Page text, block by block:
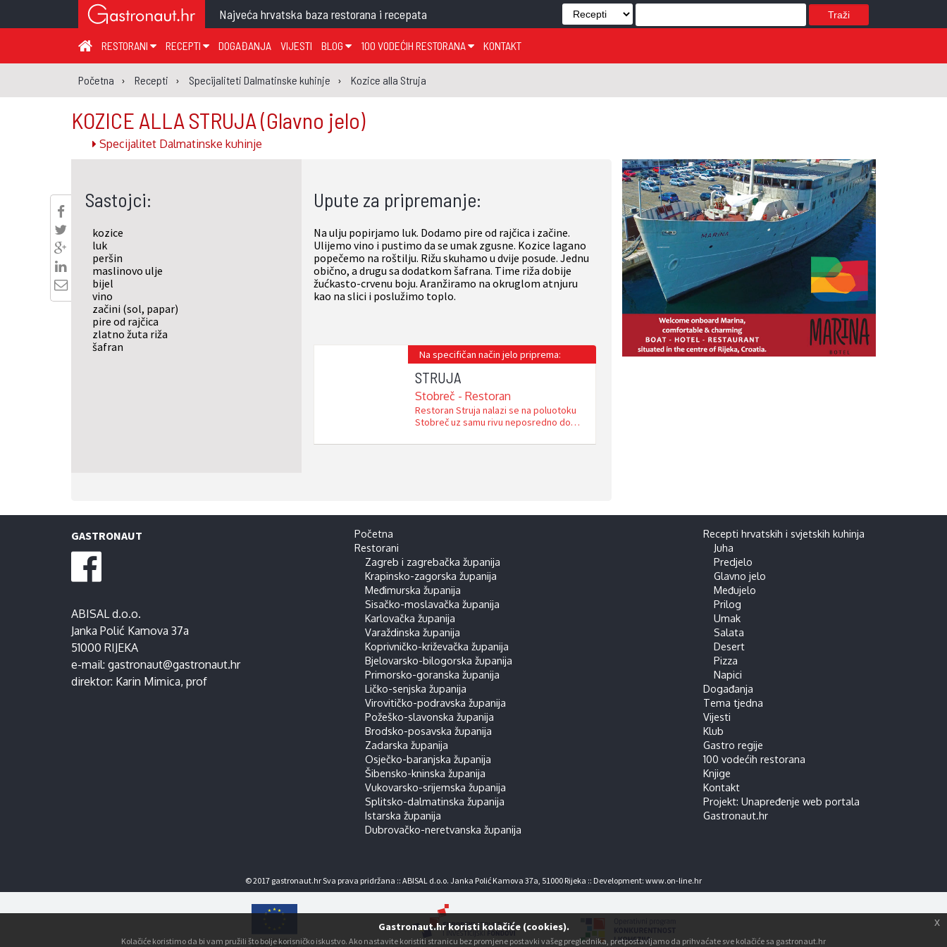
Najveća hrvatska baza restorana i recepata Traži
RESTORANI
ZAGREB I ZAGREBAČKA ŽUPANIJA
KRAPINSKO-ZAGORSKA ŽUPANIJA
MEĐIMURSKA ŽUPANIJA
SISAČKO-MOSLAVAČKA ŽUPANIJA
KARLOVAČKA ŽUPANIJA
VARAŽDINSKA ŽUPANIJA
KOPRIVNIČKO-KRIŽEVAČKA ŽUPANIJA
VIROVITIČKO-PODRAVSKA ŽUPANIJA
POŽEŠKO-SLAVONSKA ŽUPANIJA
ŠIBENSKO-KNINSKA ŽUPANIJA
VUKOVARSKO-SRIJEMSKA ŽUPANIJA
SPLITSKO-DALMATINSKA ŽUPANIJA
DUBROVAČKO-NERETVANSKA ŽUPANIJA
RECEPTI
JUHA
PREDJELO
GLAVNO JELO
MEĐUJELO
PRILOG
UMAK
SALATA
DOGAĐANJA VIJESTI BLOG
TEMA TJEDNA
KLUB
GASTRO REGIJE
100 VODEĆIH RESTORANA
GLASANJE
KONTAKT
Početna Recepti Specijaliteti Dalmatinske kuhinje Kozice alla Struja
KOZICE ALLA STRUJA(Glavno jelo)
Specijalitet Dalmatinske kuhinje
Sastojci:
kozice
luk
peršin
maslinovo ulje
bijel
vino
začini (sol, papar)
pire od rajčica
zlatno žuta riža
šafran
Upute za pripremanje:
Na ulju popirjamo luk. Dodamo pire od rajčica i začine.
Ulijemo vino i pustimo da se umak zgusne. Kozice lagano
popečemo na roštilju. Rižu skuhamo u dvije posude. Jednu
obično, a drugu sa dodatkom šafrana. Time riža dobije
žućkasto-crvenu boju. Aranžiramo na okruglom atnjuru
kao na slici i poslužimo toplo.
Na specifičan način jelo priprema:
STRUJA
Stobreč - Restoran
Restoran Struja nalazi se na poluotoku
Stobreč uz samu rivu neposredno do
Splita je udaljen svega 7 km. Ima
GASTRONAUT
ABISAL d.o.o.
Janka Polić Kamova 37a
51000 RIJEKA
e-mail: gastronaut@gastronaut.hr
direktor: Karin Mimica, prof
Početna
Restorani
Zagreb i zagrebačka županija
Krapinsko-zagorska županija
Međimurska županija
Sisačko-moslavačka županija
Karlovačka županija
Varaždinska županija
Koprivničko-križevačka županija
Bjelovarsko-bilogorska županija
Primorsko-goranska županija
Ličko-senjska županija
Virovitičko-podravska županija
Požeško-slavonska županija
Brodsko-posavska županija
Zadarska županija
Osječko-baranjska županija
Šibensko-kninska županija
Vukovarsko-srijemska županija
Splitsko-dalmatinska županija
Istarska županija
Dubrovačko-neretvanska županija
Recepti hrvatskih i svjetskih kuhinja
Juha
Predjelo
Glavno jelo
Međujelo
Prilog
Umak
Salata
Desert
Pizza
Napici
Događanja
Tema tjedna
Vijesti
Klub
Gastro regije
100 vodećih restorana
Knjige
Kontakt
Projekt: Unapređenje web portala
Gastronaut.hr
© 2017 gastronaut.hr Sva prava pridržana :: ABISAL d.o.o. Janka Polić Kamova 37a, 51000 Rijeka :: Development: www.on-line.hr
Gastronaut.hr koristi kolačiće (cookies).
Kolačiće koristimo da bi vam pružili što bolje korisničko iskustvo. Ako nastavite koristiti stranicu bez promjene postavki vašeg preglednika, pretpostavljamo da prihvaćate sve kolačiće sa gastronaut.hr
x